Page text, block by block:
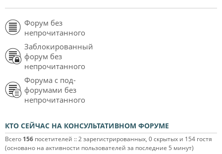
Форум без
непрочитанного
Заблокированный
форум без
непрочитанного
Форума с под-
форумами без
непрочитанного
КТО СЕЙЧАС НА КОНСУЛЬТАТИВНОМ ФОРУМЕ
Всего 156 посетителей :: 2 зарегистрированных, 0 скрытых и 154 гостя
(основано на активности пользователей за последние 5 минут)